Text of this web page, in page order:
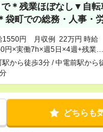
で＊残業ほぼなし▼自転
袋町での総務・人事・
1550円 月収例 22万円 時給
円×実働7h×週5日×4週+残業
月収例を保証するものではあ
ん。※給与即受取りサービス利
駅から徒歩3分 / 中電前駅から
どちらも
／8／8・9・22・23日
1日でもＯＫ[派遣]
・日額：9,100円（時給1,300
勤可 ・車通勤可(駐車場無料)
歩9分
業ほぼなし▼自転車・バ
人事・労務[派遣]